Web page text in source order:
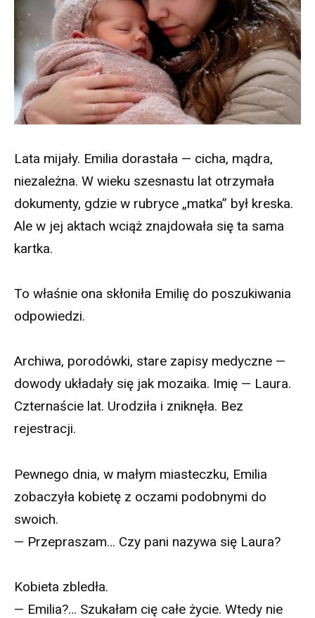
Lata mijały. Emilia dorastała — cicha, mądra,
niezależna. W wieku szesnastu lat otrzymała
dokumenty, gdzie w rubryce „matka” był kreska.
Ale w jej aktach wciąż znajdowała się ta sama
kartka.
To właśnie ona skłoniła Emilię do poszukiwania
odpowiedzi.
Archiwa, porodówki, stare zapisy medyczne —
dowody układały się jak mozaika. Imię — Laura.
Czternaście lat. Urodziła i zniknęła. Bez
rejestracji.
Pewnego dnia, w małym miasteczku, Emilia
zobaczyła kobietę z oczami podobnymi do
swoich.
— Przepraszam… Czy pani nazywa się Laura?
Kobieta zbledła.
— Emilia?… Szukałam cię całe życie. Wtedy nie